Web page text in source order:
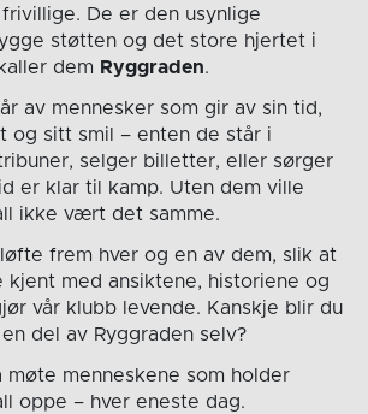
De er den usynlige
støtten og det store hjertet i
dem Ryggraden.
av mennesker som gir av sin tid,
og sitt smil – enten de står i
selger billetter, eller sørger
er klar til kamp. Uten dem ville
ikke vært det samme.
frem hver og en av dem, slik at
kjent med ansiktene, historiene og
vår klubb levende. Kanskje blir du
del av Ryggraden selv?
møte menneskene som holder
oppe – hver eneste dag.